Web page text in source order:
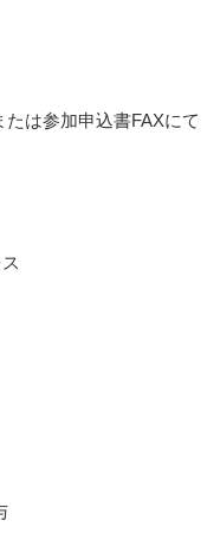
は参加申込書FAXにて